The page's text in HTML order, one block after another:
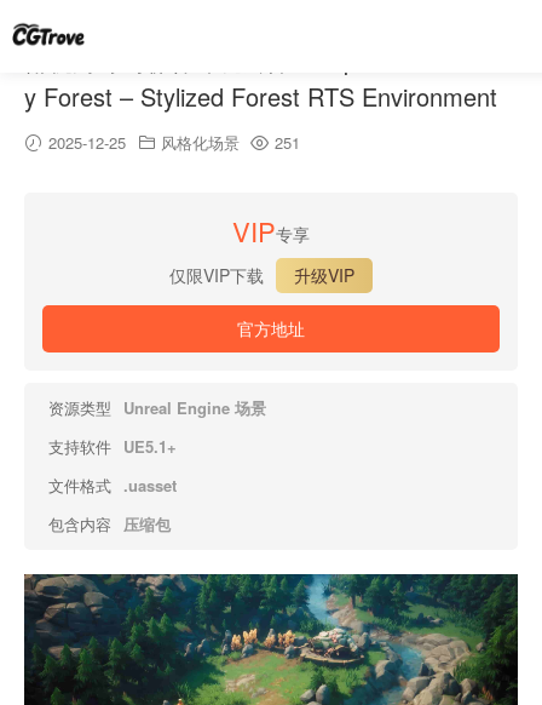
y Forest – Stylized Forest RTS Environment
2025-12-25 风格化场景 251
VIP专享
仅限VIP下载
升级VIP
官方地址
资源类型
Unreal Engine 场景
支持软件 UE5.1+
文件格式 .uasset
包含内容
压缩包